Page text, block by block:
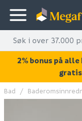
KAN
Bad
2% bonus på